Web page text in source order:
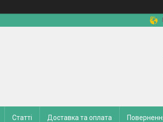
Статті Доставка та оплата